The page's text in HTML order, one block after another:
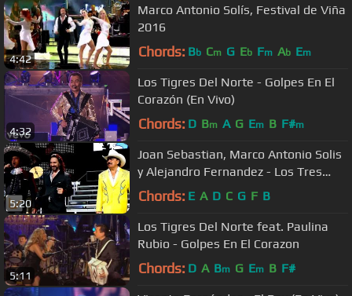
4:42
Marco Antonio Solís, Festival de Viña
2016
Chords: Bb Cm G Eb Fm Ab Em
4:32
Los Tigres Del Norte - Golpes En El
Corazón (En Vivo)
Chords: D Bm A G Em B F#m
5:20
Joan Sebastian, Marco Antonio Solis
y Alejandro Fernandez - Los Tres
Grandes Tour
Chords: E A D C G F B
5:11
Los Tigres Del Norte feat. Paulina
Rubio - Golpes En El Corazon
Chords: D A Bm G Em B F#